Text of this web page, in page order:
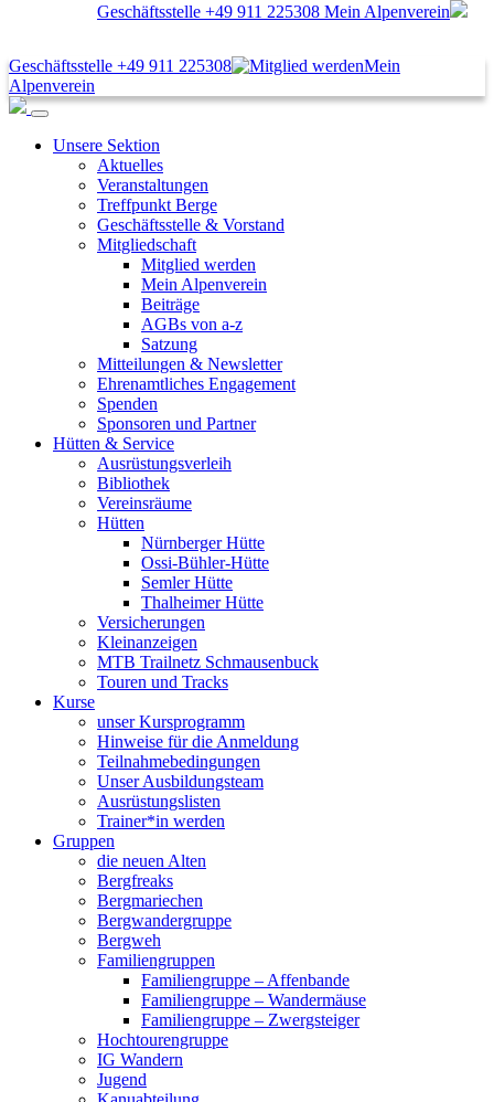
Geschäftsstelle +49 911 225308 Mein Alpenverein
Geschäftsstelle +49 911 225308
Mein
Alpenverein
Unsere Sektion
Aktuelles
Veranstaltungen
Treffpunkt Berge
Geschäftsstelle & Vorstand
Mitgliedschaft
Mitglied werden
Mein Alpenverein
Beiträge
AGBs von a-z
Satzung
Mitteilungen & Newsletter
Ehrenamtliches Engagement
Spenden
Sponsoren und Partner
Hütten & Service
Ausrüstungsverleih
Bibliothek
Vereinsräume
Hütten
Nürnberger Hütte
Ossi-Bühler-Hütte
Semler Hütte
Thalheimer Hütte
Versicherungen
Kleinanzeigen
MTB Trailnetz Schmausenbuck
Touren und Tracks
Kurse
unser Kursprogramm
Hinweise für die Anmeldung
Teilnahmebedingungen
Unser Ausbildungsteam
Ausrüstungslisten
Trainer*in werden
Gruppen
die neuen Alten
Bergfreaks
Bergmariechen
Bergwandergruppe
Bergweh
Familiengruppen
Familiengruppe – Affenbande
Familiengruppe – Wandermäuse
Familiengruppe – Zwergsteiger
Hochtourengruppe
IG Wandern
Jugend